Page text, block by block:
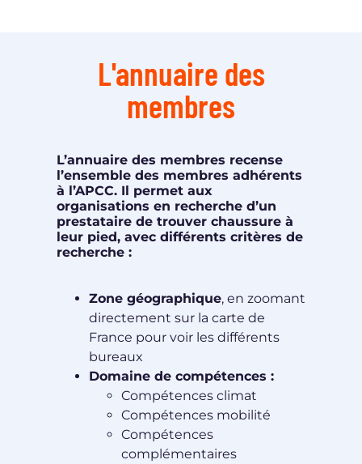
L'annuaire des
membres
L’annuaire des membres recense
l’ensemble des membres adhérents
à l’APCC. Il permet aux
organisations en recherche d’un
prestataire de trouver chaussure à
leur pied, avec différents critères de
recherche :
Zone géographique, en zoomant
directement sur la carte de
France pour voir les différents
bureaux
Domaine de compétences :
Compétences climat
Compétences mobilité
Compétences
complémentaires